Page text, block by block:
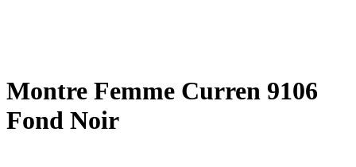
Montre Femme Curren 9106
Fond Noir